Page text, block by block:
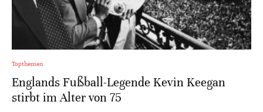
Topthemen
Englands Fußball-Legende Kevin Keegan
stirbt im Alter von 75